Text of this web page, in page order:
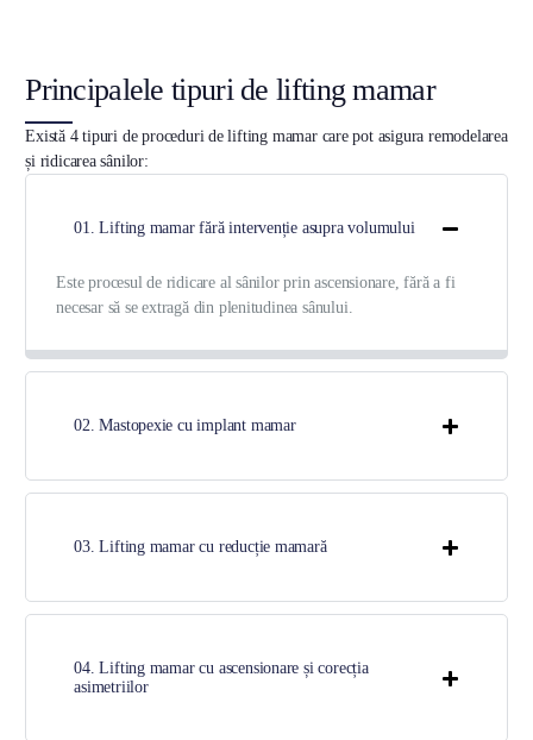
Principalele tipuri de lifting mamar
Există 4 tipuri de proceduri de lifting mamar care pot asigura remodelarea
și ridicarea sânilor:
01. Lifting mamar fără intervenție asupra volumului
Este procesul de ridicare al sânilor prin ascensionare, fără a fi
necesar să se extragă din plenitudinea sânului.
02. Mastopexie cu implant mamar
03. Lifting mamar cu reducție mamară
04. Lifting mamar cu ascensionare și corecția
asimetriilor